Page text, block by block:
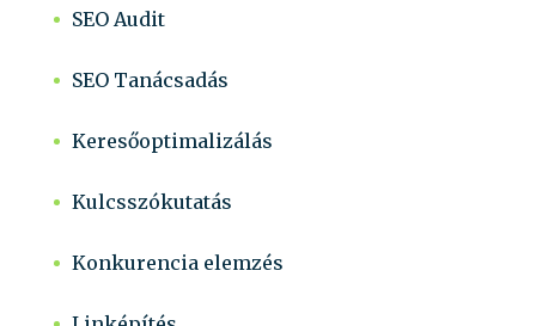
SEO Audit
SEO Tanácsadás
Keresőoptimalizálás
Kulcsszókutatás
Konkurencia elemzés